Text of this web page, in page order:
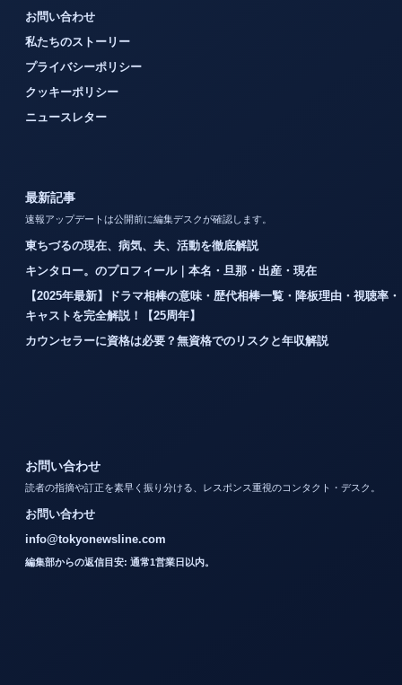
お問い合わせ
私たちのストーリー
プライバシーポリシー
クッキーポリシー
ニュースレター
最新記事
速報アップデートは公開前に編集デスクが確認します。
東ちづるの現在、病気、夫、活動を徹底解説
キンタロー。のプロフィール｜本名・旦那・出産・現在
【2025年最新】ドラマ相棒の意味・歴代相棒一覧・降板理由・視聴率・
キャストを完全解説！【25周年】
カウンセラーに資格は必要？無資格でのリスクと年収解説
お問い合わせ
読者の指摘や訂正を素早く振り分ける、レスポンス重視のコンタクト・デスク。
お問い合わせ
info@tokyonewsline.com
編集部からの返信目安: 通常1営業日以内。